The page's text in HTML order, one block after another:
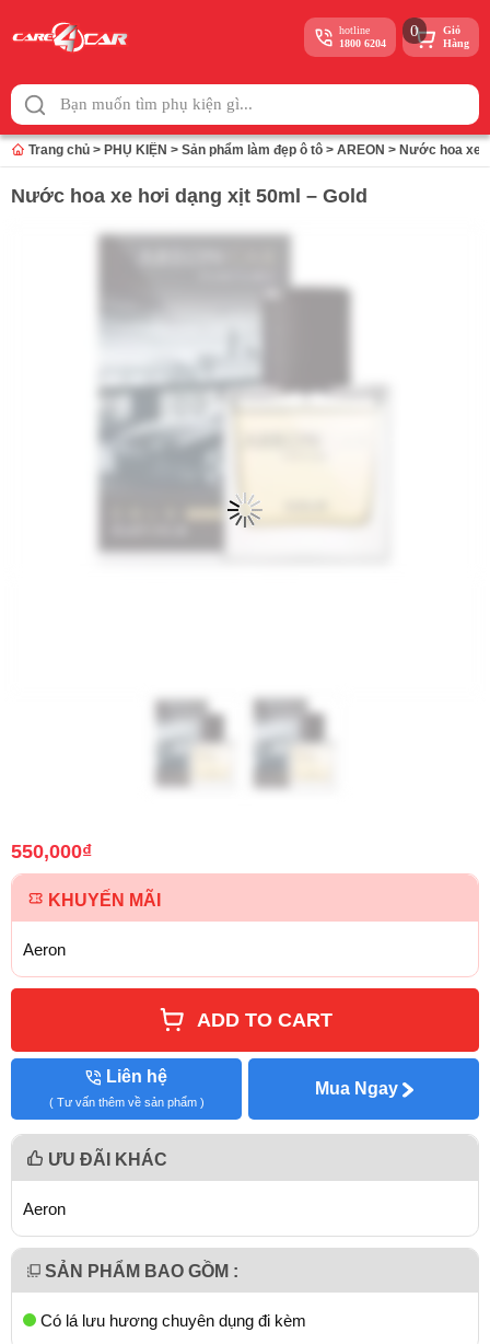
to
content
hotline
1800 6204
0
Giỏ
Hàng
Trang chủ > PHỤ KIỆN > Sản phẩm làm đẹp ô tô > AREON > Nước hoa xe
Nước hoa xe hơi dạng xịt 50ml – Gold
550,000₫
KHUYẾN MÃI
Aeron
ADD TO CART
Liên hệ
( Tư vấn thêm về sản phẩm )
Mua Ngay
ƯU ĐÃI KHÁC
Aeron
SẢN PHẨM BAO GỒM :
Có lá lưu hương chuyên dụng đi kèm